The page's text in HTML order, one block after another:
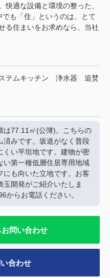
快適な設備と環境の整った、
も「住」というのは、とて
る住まいをお求めなら、当社
テムキッチン 浄水器
追焚
は77.11㎡(公簿)。こちらの
済みです。坂道がなく普段
くい平坦地です。建物が密
い第一種低層住居専用地域
にも向いた立地です。お客
開発がご紹介いたしま
からお電話ください。
問い合わせ
合わせ